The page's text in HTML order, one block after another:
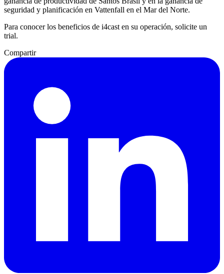
seguridad y planificación en Vattenfall en el Mar del Norte.
Para conocer los beneficios de i4cast en su operación, solicite un
trial.
Compartir